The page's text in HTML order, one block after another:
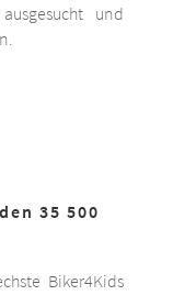
und
35 500
Biker4Kids